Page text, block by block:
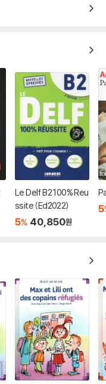
Le Delf B2 100% Reu
ssite (Ed2022)
5% 40,850원
5